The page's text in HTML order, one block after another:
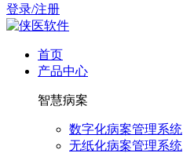
登录/注册
首页
产品中心
智慧病案
数字化病案管理系统
无纸化病案管理系统